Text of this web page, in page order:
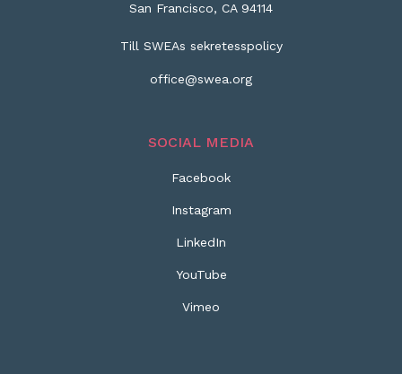
San Francisco, CA 94114
Till SWEAs sekretesspolicy
office@swea.org
SOCIAL MEDIA
Facebook
Instagram
LinkedIn
YouTube
Vimeo